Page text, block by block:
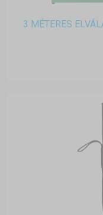
3 MÉTERES